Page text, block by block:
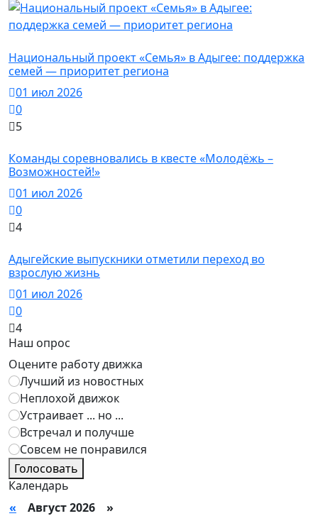
Национальный проект «Семья» в Адыгее: поддержка
семей — приоритет региона
01 июл 2026
0
5
Команды соревновались в квесте «Молодёжь –
Возможностей!»
01 июл 2026
0
4
Адыгейские выпускники отметили переход во
взрослую жизнь
01 июл 2026
0
4
Наш опрос
Оцените работу движка
Лучший из новостных
Неплохой движок
Устраивает ... но ...
Встречал и получше
Совсем не понравился
Голосовать
Календарь
« Август 2026 »